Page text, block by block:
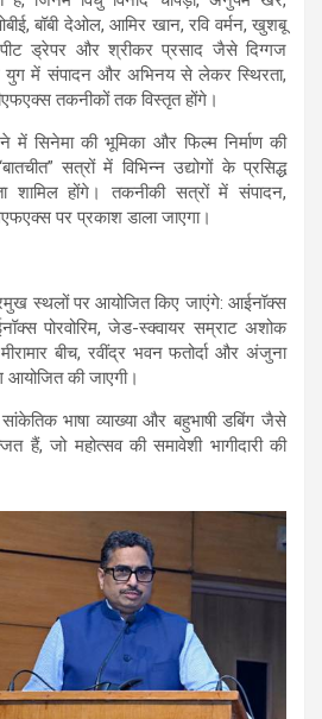
बॉबी देओल, आमिर खान, रवि वर्मन, खुशबू
पीट ड्रेपर और श्रीकर प्रसाद जैसे दिग्गज
युग में संपादन और अभिनय से लेकर स्थिरता,
तकनीकों तक विस्तृत होंगे।
में सिनेमा की भूमिका और फिल्म निर्माण की
सत्रों में विभिन्न उद्योगों के प्रसिद्ध
शामिल होंगे। तकनीकी सत्रों में संपादन,
पर प्रकाश डाला जाएगा।
स्थलों पर आयोजित किए जाएंगे: आईनॉक्स
पोरवोरिम, जेड-स्क्वायर सम्राट अशोक
बीच, रवींद्र भवन फतोर्दा और अंजुना
की जाएगी।
भाषा व्याख्या और बहुभाषी डबिंग जैसे
हैं, जो महोत्सव की समावेशी भागीदारी की